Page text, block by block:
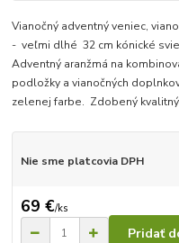
Vianočný adventný veniec,
- veľmi dlhé 32 cm kónické
Adventný aranžmá na
podložky a vianočných
zelenej farbe. Zdobený
Nie sme platcovia DPH
69 €/ks
Pridať